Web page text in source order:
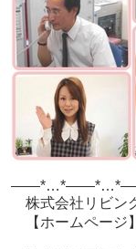
株式会社リビン
【ホームページ